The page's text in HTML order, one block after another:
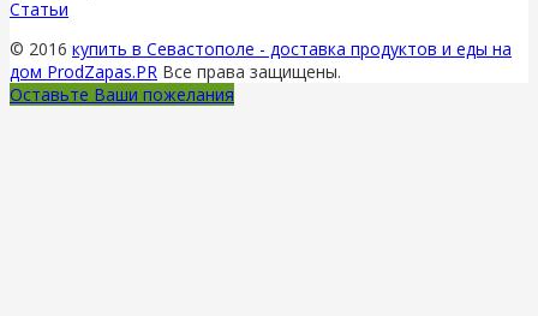
Статьи
© 2016 купить в Севастополе - доставка продуктов и еды на
дом ProdZapas.PR Все права защищены.
Оставьте Ваши пожелания